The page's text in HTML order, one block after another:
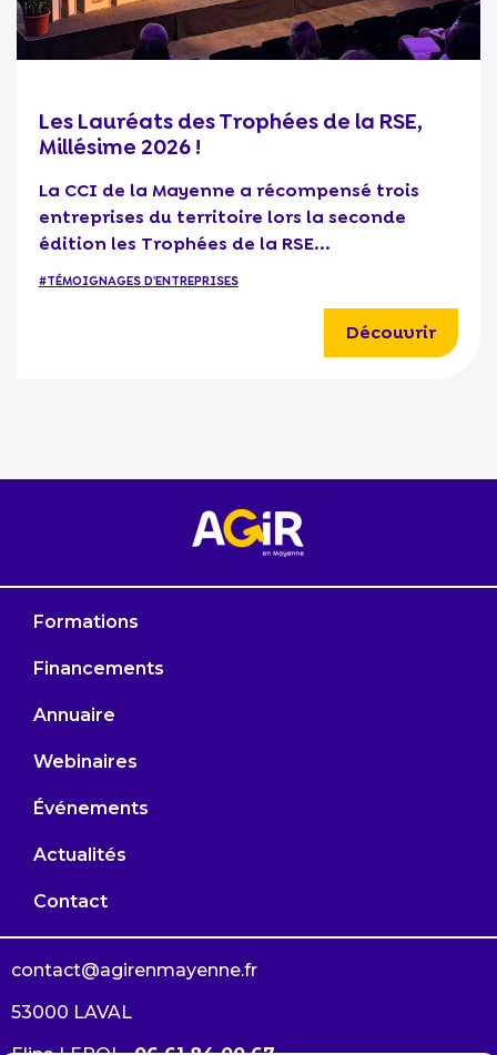
Les Lauréats des Trophées de la RSE,
Millésime 2026 !
La CCI de la Mayenne a récompensé trois
entreprises du territoire lors la seconde
édition les Trophées de la RSE...
#TÉMOIGNAGES D'ENTREPRISES
Découvrir
Formations
Financements
Annuaire
Webinaires
Événements
Actualités
Contact
contact@agirenmayenne.fr
53000 LAVAL